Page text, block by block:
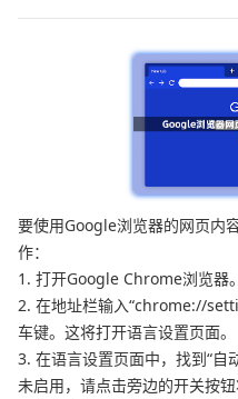
要使用Google浏览器的网页内
作：
1. 打开Google Chrome浏览器。
2. 在地址栏输入“chrome://
车键。这将打开语言设置页面。
3. 在语言设置页面中，找到“自
未启用，请点击旁边的开关按钮